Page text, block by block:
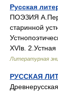
Русская
ПОЭЗИЯ
старинной
XVIв.
Литературная
РУССКАЯ